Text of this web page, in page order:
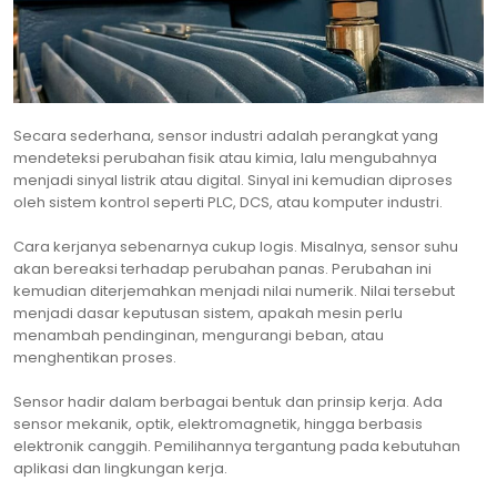
Secara sederhana, sensor industri adalah perangkat yang
mendeteksi perubahan fisik atau kimia, lalu mengubahnya
menjadi sinyal listrik atau digital. Sinyal ini kemudian diproses
oleh sistem kontrol seperti PLC, DCS, atau komputer industri.
Cara kerjanya sebenarnya cukup logis. Misalnya, sensor suhu
akan bereaksi terhadap perubahan panas. Perubahan ini
kemudian diterjemahkan menjadi nilai numerik. Nilai tersebut
menjadi dasar keputusan sistem, apakah mesin perlu
menambah pendinginan, mengurangi beban, atau
menghentikan proses.
Sensor hadir dalam berbagai bentuk dan prinsip kerja. Ada
sensor mekanik, optik, elektromagnetik, hingga berbasis
elektronik canggih. Pemilihannya tergantung pada kebutuhan
aplikasi dan lingkungan kerja.